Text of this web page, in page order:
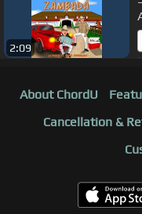
2:09
About ChordU
Cancellation &